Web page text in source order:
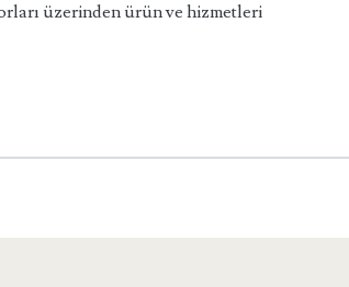
üzerinden ürün ve hizmetleri